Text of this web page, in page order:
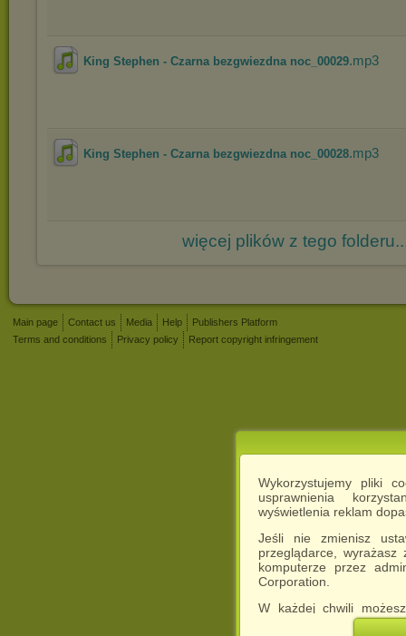
Wykorzystujemy pliki
usprawnienia
wyświetlenia reklam
Jeśli nie zmienisz
przeglądarce,
komputerze przez
Corporation.
W każdej chwili
cookies w swojej
King Stephen - Czarna bezgwiezdna noc_00029.mp3
King Stephen - Czarna bezgwiezdna noc_00028.mp3
więcej plików z tego
Main page Contact us Media Help
Publishers Platform
Terms and conditions
Privacy policy Report copyright infringement